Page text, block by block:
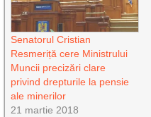
Senatorul Cristian
Resmeriță cere Ministrului
Muncii precizări clare
privind drepturile la pensie
ale minerilor
21 martie 2018